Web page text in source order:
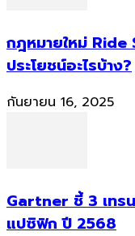
กฎหมายใหม่ Ride
ประโยชน์อะไรบ้าง?
กันยายน 16, 2025
Gartner ชี้ 3 เทร
แปซิฟิก ปี 2568